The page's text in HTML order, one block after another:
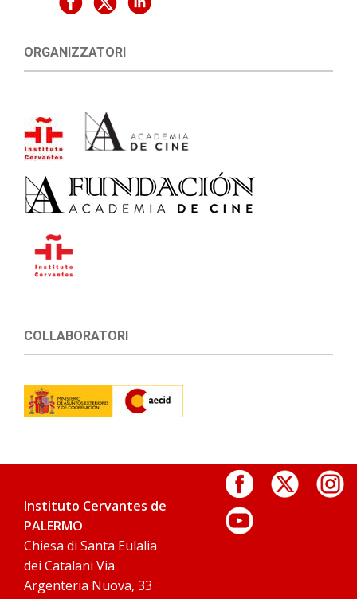
ORGANIZZATORI
COLLABORATORI
Instituto Cervantes de
PALERMO
Chiesa di Santa Eulalia
dei Catalani Via
Argenteria Nuova, 33